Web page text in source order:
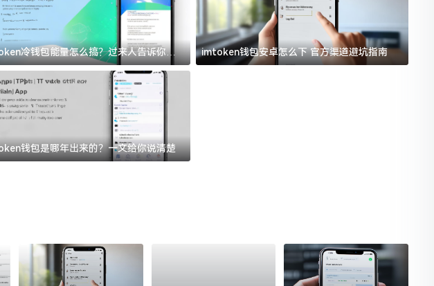
官方下载
冷钱包能量怎么搞？过来人告诉你门
imtoken钱包安卓怎么下 官方渠道避坑指南
钱包是哪年出来的？一文给你说清楚